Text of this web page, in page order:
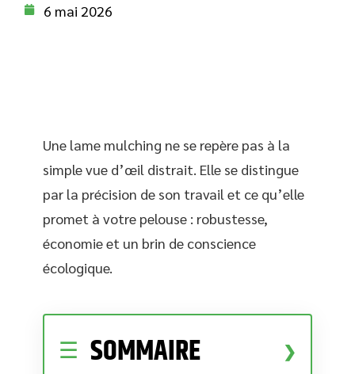
6 mai 2026
Une lame mulching ne se repère pas à la
simple vue d’œil distrait. Elle se distingue
par la précision de son travail et ce qu’elle
promet à votre pelouse : robustesse,
économie et un brin de conscience
écologique.
SOMMAIRE